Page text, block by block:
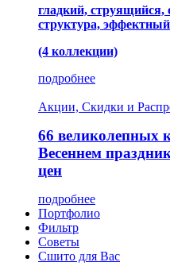
гладкий, струящийся,
структура,
(4 коллекции)
подробнее
Акции, Скидки и
66 великолепных
Весеннем
цен
подробнее
Портфолио
Фильтр
Советы
Сшито для Вас